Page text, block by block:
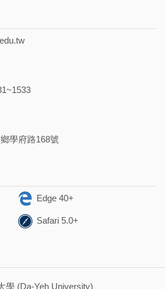
學府路168號
Edge 40+
Safari 5.0+
學 (Da-Yeh University)